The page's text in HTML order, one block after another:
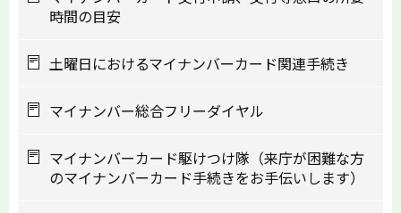
時間の目安
土曜日におけるマイナンバーカード関連手続き
マイナンバー総合フリーダイヤル
マイナンバーカード駆けつけ隊（来庁が困難な方
のマイナンバーカード手続きをお手伝いします）